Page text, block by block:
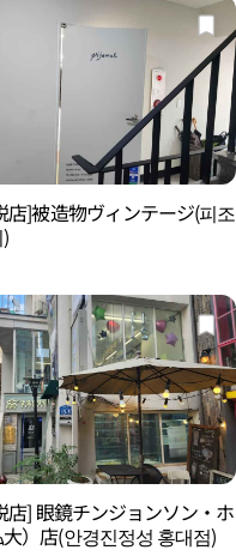
店]被造物ヴィンテージ(피조
店] 眼鏡チンジョンソン・ホ
）店(안경진정성 홍대점)